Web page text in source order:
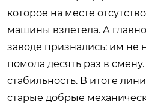
которое на месте
машины взлетела. А
заводе признались: им не
помола десять раз в
стабильность. В итоге
старые добрые